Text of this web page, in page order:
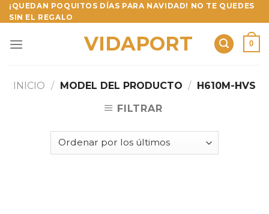
Skip
to
¡QUEDAN POQUITOS DÍAS PARA NAVIDAD! NO TE QUEDES
SIN EL REGALO
VIDAPORT 0
INICIO / MODEL DEL PRODUCTO / H610M-HVS
FILTRAR